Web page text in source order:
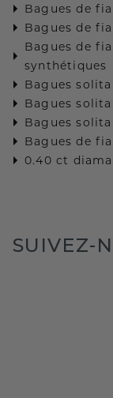
Bagues de
Bagues de
Bagues de
synthétiques
Bagues
Bagues
Bagues
Bagues de
0.40 ct
SUIVEZ-